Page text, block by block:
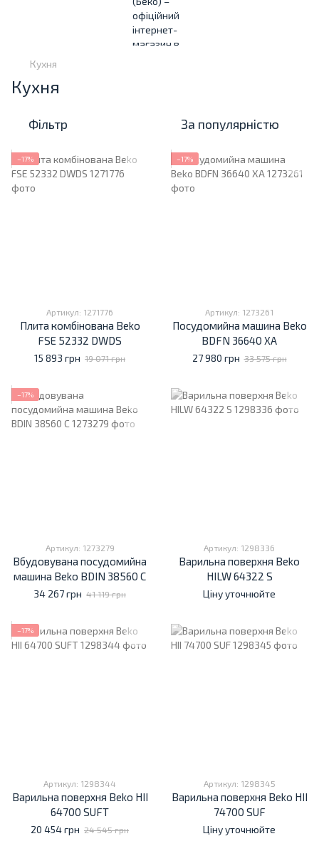
Кухня
Кухня
Фільтр За популярністю
−17%
Артикул: 1271776
Плита комбінована Beko
FSE 52332 DWDS
15 893 грн 19 071 грн
−17%
Артикул: 1273261
Посудомийна машина Beko
BDFN 36640 XA
27 980 грн 33 575 грн
−17%
Артикул: 1273279
Вбудовувана посудомийна
машина Beko BDIN 38560 C
34 267 грн 41 119 грн
Артикул: 1298336
Варильна поверхня Beko
HILW 64322 S
Ціну уточнюйте
−17%
Артикул: 1298344
Варильна поверхня Beko HII
64700 SUFT
20 454 грн 24 545 грн
Артикул: 1298345
Варильна поверхня Beko HII
74700 SUF
Ціну уточнюйте